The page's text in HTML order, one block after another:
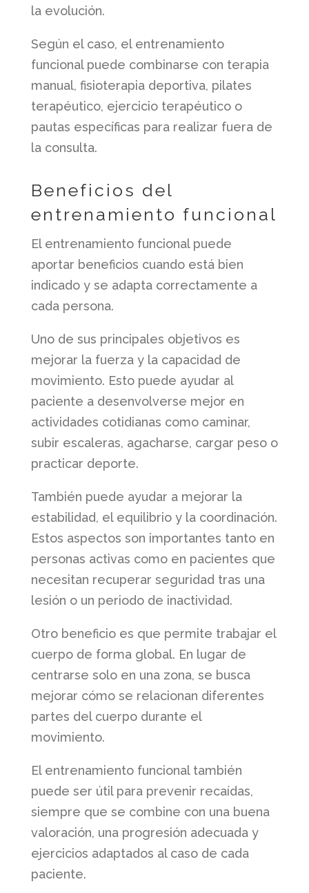
la evolución.
Según el caso, el entrenamiento
funcional puede combinarse con terapia
manual, fisioterapia deportiva, pilates
terapéutico, ejercicio terapéutico o
pautas específicas para realizar fuera de
la consulta.
Beneficios del
entrenamiento funcional
El entrenamiento funcional puede
aportar beneficios cuando está bien
indicado y se adapta correctamente a
cada persona.
Uno de sus principales objetivos es
mejorar la fuerza y la capacidad de
movimiento. Esto puede ayudar al
paciente a desenvolverse mejor en
actividades cotidianas como caminar,
subir escaleras, agacharse, cargar peso o
practicar deporte.
También puede ayudar a mejorar la
estabilidad, el equilibrio y la coordinación.
Estos aspectos son importantes tanto en
personas activas como en pacientes que
necesitan recuperar seguridad tras una
lesión o un periodo de inactividad.
Otro beneficio es que permite trabajar el
cuerpo de forma global. En lugar de
centrarse solo en una zona, se busca
mejorar cómo se relacionan diferentes
partes del cuerpo durante el
movimiento.
El entrenamiento funcional también
puede ser útil para prevenir recaídas,
siempre que se combine con una buena
valoración, una progresión adecuada y
ejercicios adaptados al caso de cada
paciente.